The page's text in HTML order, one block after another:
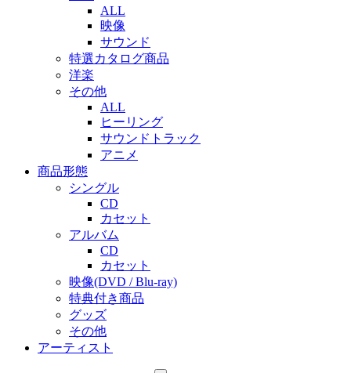
ALL
映像
サウンド
特選カタログ商品
洋楽
その他
ALL
ヒーリング
サウンドトラック
アニメ
商品形態
シングル
CD
カセット
アルバム
CD
カセット
映像(DVD / Blu-ray)
特典付き商品
グッズ
その他
アーティスト